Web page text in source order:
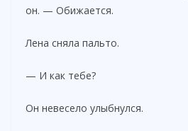
он. — Обижается.
Лена сняла пальто.
— И как тебе?
Он невесело улыбнулся.